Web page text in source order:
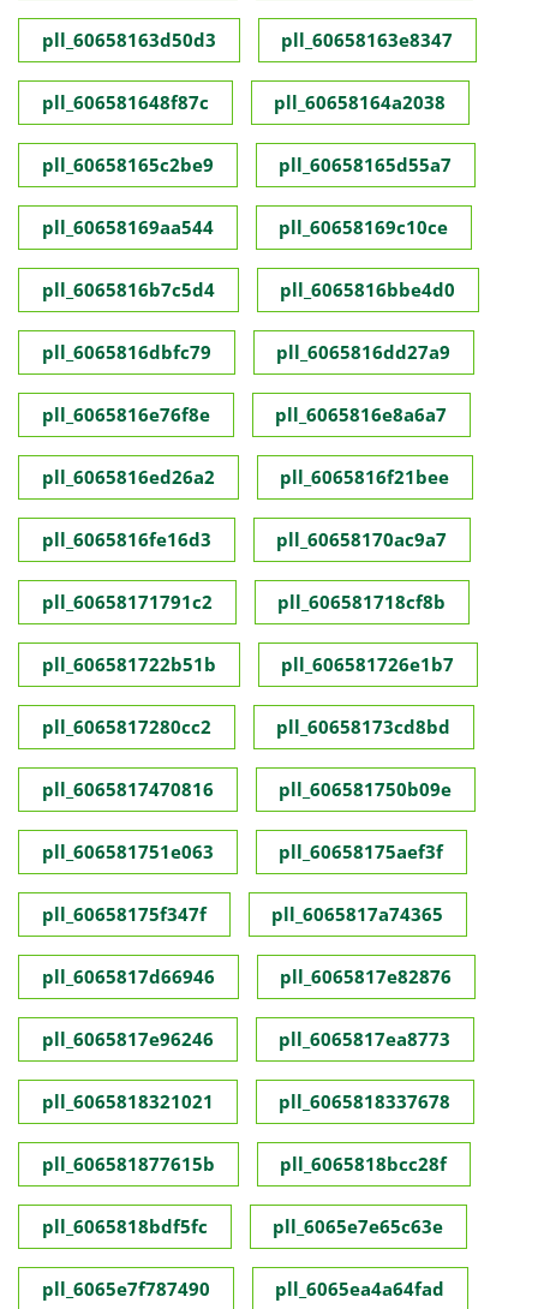
pll_60658163d50d3 pll_60658163e8347
pll_606581648f87c pll_60658164a2038
pll_60658165c2be9 pll_60658165d55a7
pll_60658169aa544 pll_60658169c10ce
pll_6065816b7c5d4 pll_6065816bbe4d0
pll_6065816dbfc79 pll_6065816dd27a9
pll_6065816e76f8e pll_6065816e8a6a7
pll_6065816ed26a2 pll_6065816f21bee
pll_6065816fe16d3 pll_60658170ac9a7
pll_60658171791c2 pll_606581718cf8b
pll_606581722b51b pll_606581726e1b7
pll_6065817280cc2 pll_60658173cd8bd
pll_6065817470816 pll_606581750b09e
pll_606581751e063 pll_60658175aef3f
pll_60658175f347f pll_6065817a74365
pll_6065817d66946 pll_6065817e82876
pll_6065817e96246 pll_6065817ea8773
pll_6065818321021 pll_6065818337678
pll_606581877615b pll_6065818bcc28f
pll_6065818bdf5fc pll_6065e7e65c63e
pll_6065e7f787490 pll_6065ea4a64fad